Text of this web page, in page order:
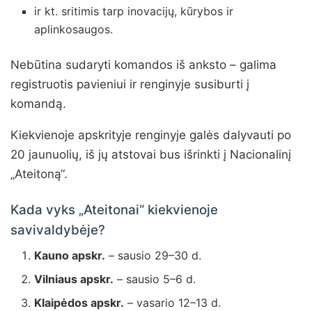
ir kt. sritimis tarp inovacijų, kūrybos ir
aplinkosaugos.
Nebūtina sudaryti komandos iš anksto – galima
registruotis pavieniui ir renginyje susiburti į
komandą.
Kiekvienoje apskrityje renginyje galės dalyvauti po
20 jaunuolių, iš jų atstovai bus išrinkti į Nacionalinį
„Ateitoną“.
Kada vyks „Ateitonai“ kiekvienoje
savivaldybėje?
Kauno apskr. – sausio 29–30 d.
Vilniaus apskr. – sausio 5–6 d.
Klaipėdos apskr. – vasario 12–13 d.